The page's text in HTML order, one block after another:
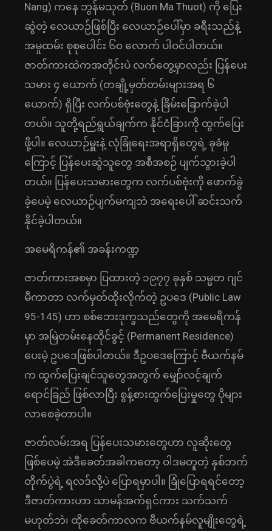
Nang) ကနေ ဘွန်မသုတ် (Buon Ma Thuot) ကို ပြေး
ဆွဲတဲ့ လေယာဉ်ဖြစ်ပြီး လေယာဉ်ပေါ်မှာ ခရီးသည်နဲ့
အမှုထမ်း စုစုပေါင်း ၆၀ လောက် ပါဝင်ပါတယ်။
ဇာတ်ကားထဲကအတိုင်းပဲ လက်တွေ့မှာလည်း ပြန်ပေး
သမား ၄ ယောက် (တချို့မှတ်တမ်းများအရ ၆
ယောက်) ရှိပြီး လက်ပစ်ဗုံးတွေနဲ့ ခြိမ်းခြောက်ခဲ့ပါ
တယ်။ သူတို့ရည်ရွယ်ချက်က နိုင်ငံခြားကို ထွက်ပြေး
ဖို့ပါ။ လေယာဉ်မှူးနဲ့ လုံခြုံရေးအရာရှိတွေရဲ့ ခုခံမှု
ကြောင့် ပြန်ပေးဆွဲသူတွေ အစီအစဉ် ပျက်သွားခဲ့ပါ
တယ်။ ပြန်ပေးသမားတွေက လက်ပစ်ဗုံးကို ဖောက်ခွဲ
ခဲ့ပေမဲ့ လေယာဉ်ပျက်မကျဘဲ အရေးပေါ် ဆင်းသက်
နိုင်ခဲ့ပါတယ်။
အမေရိကန်၏ အခန်းကဏ္ဍ
ဇာတ်ကားအစမှာ ပြထားတဲ့ ၁၉၇၇ ခုနှစ် သမ္မတ ဂျင်
မီကာတာ လက်မှတ်ထိုးလိုက်တဲ့ ဥပဒေ (Public Law
95-145) ဟာ စစ်ဘေးဒုက္ခသည်တွေကို အမေရိကန်
မှာ အမြဲတမ်းနေထိုင်ခွင့် (Permanent Residence)
ပေးမဲ့ ဥပဒေဖြစ်ပါတယ်။ ဒီဥပဒေကြောင့် ဗီယက်နမ်
က ထွက်ပြေးချင်သူတွေအတွက် မျှော်လင့်ချက်
ရောင်ခြည် ဖြစ်လာပြီး စွန့်စားထွက်ပြေးမှုတွေ ပိုများ
လာစေခဲ့တာပါ။
ဇာတ်လမ်းအရ ပြန်ပေးသမားတွေဟာ လူဆိုးတွေ
ဖြစ်ပေမဲ့ အဲဒီခေတ်အခါကတော့ ဝါဒမတူတဲ့ နှစ်ဘက်
တိုက်ပွဲရဲ့ ရလဒ်လို့ပဲ ပြောရမှာပါ။ ခြုံပြောရရင်တော့
ဒီဇာတ်ကားဟာ သာမန်အက်ရှင်ကား သက်သက်
မဟုတ်ဘဲ၊ ထိုခေတ်ကာလက ဗီယက်နမ်လူမျိုးတွေရဲ့